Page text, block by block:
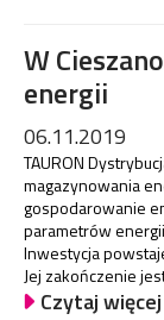
W
energii
06.11.2019
TAURON
magazynowania
gospodarowanie
parametrów
Inwestycja
Jej zakończenie
Czytaj więcej